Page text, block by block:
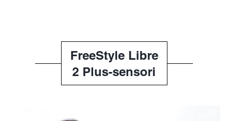
FreeStyle Libre
2 Plus-sensori